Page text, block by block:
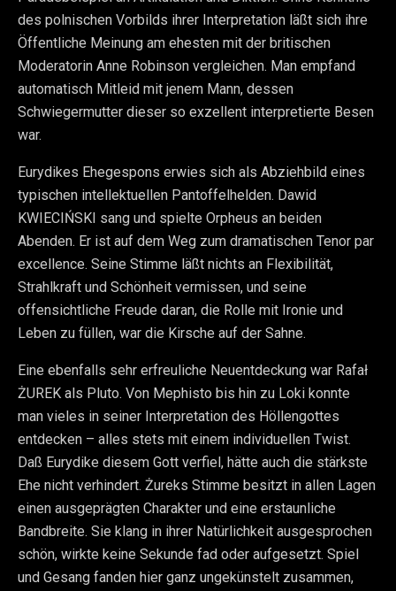
des polnischen Vorbilds ihrer Interpretation läßt sich ihre
Öffentliche Meinung am ehesten mit der britischen
Moderatorin Anne Robinson vergleichen. Man empfand
automatisch Mitleid mit jenem Mann, dessen
Schwiegermutter dieser so exzellent interpretierte Besen
war.
Eurydikes Ehegespons erwies sich als Abziehbild eines
typischen intellektuellen Pantoffelhelden. Dawid
KWIECIŃSKI sang und spielte Orpheus an beiden
Abenden. Er ist auf dem Weg zum dramatischen Tenor par
excellence. Seine Stimme läßt nichts an Flexibilität,
Strahlkraft und Schönheit vermissen, und seine
offensichtliche Freude daran, die Rolle mit Ironie und
Leben zu füllen, war die Kirsche auf der Sahne.
Eine ebenfalls sehr erfreuliche Neuentdeckung war Rafał
ŻUREK als Pluto. Von Mephisto bis hin zu Loki konnte
man vieles in seiner Interpretation des Höllengottes
entdecken – alles stets mit einem individuellen Twist.
Daß Eurydike diesem Gott verfiel, hätte auch die stärkste
Ehe nicht verhindert. Żureks Stimme besitzt in allen Lagen
einen ausgeprägten Charakter und eine erstaunliche
Bandbreite. Sie klang in ihrer Natürlichkeit ausgesprochen
schön, wirkte keine Sekunde fad oder aufgesetzt. Spiel
und Gesang fanden hier ganz ungekünstelt zusammen,